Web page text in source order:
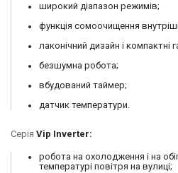
широкий діапазон режимів;
функція сомоочищення
лаконічний дизайн і компактні
безшумна робота;
вбудований таймер;
датчик температури.
Серія Vip Inverter:
робота на охолодження і на
температурі повітря на вулиці;